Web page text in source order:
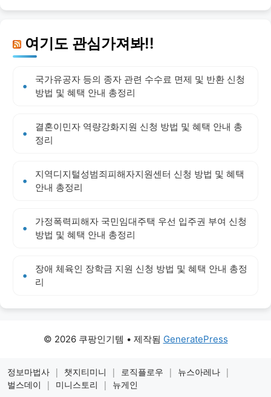
여기도 관심가져봐!!
국가유공자 등의 종자 관련 수수료 면제 및 반환 신청
방법 및 혜택 안내 총정리
결혼이민자 역량강화지원 신청 방법 및 혜택 안내 총
정리
지역디지털성범죄피해자지원센터 신청 방법 및 혜택
안내 총정리
가정폭력피해자 국민임대주택 우선 입주권 부여 신청
방법 및 혜택 안내 총정리
장애 체육인 장학금 지원 신청 방법 및 혜택 안내 총정
리
© 2026 쿠팡인기템 • 제작됨 GeneratePress
정보마법사 | 챗지티미니 | 로직플로우 | 뉴스아레나 |
벌스데이
| 미니스토리 | 뉴게인